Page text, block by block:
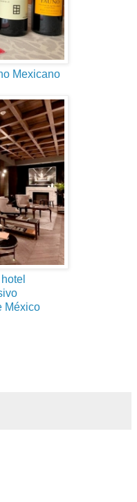
Mexicano
México